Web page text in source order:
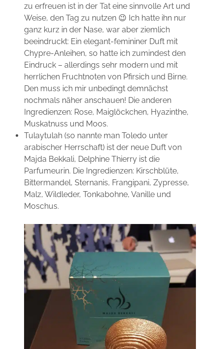
zu erfreuen ist in der Tat eine sinnvolle Art und
Weise, den Tag zu nutzen 😉 Ich hatte ihn nur
ganz kurz in der Nase, war aber ziemlich
beeindruckt: Ein elegant-femininer Duft mit
Chypre-Anleihen, so hatte ich zumindest den
Eindruck – allerdings sehr modern und mit
herrlichen Fruchtnoten von Pfirsich und Birne.
Den muss ich mir unbedingt demnächst
nochmals näher anschauen! Die anderen
Ingredienzen: Rose, Maiglöckchen, Hyazinthe,
Muskatnuss und Moos.
Tulaytulah (so nannte man Toledo unter
arabischer Herrschaft) ist der neue Duft von
Majda Bekkali, Delphine Thierry ist die
Parfumeurin. Die Ingredienzen: Kirschblüte,
Bittermandel, Sternanis, Frangipani, Zypresse,
Malz, Wildleder, Tonkabohne, Vanille und
Moschus.